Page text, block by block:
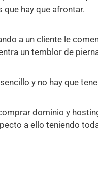
hay que afrontar.
a un cliente le
un temblor de
y no hay que
dominio y
a ello teniendo